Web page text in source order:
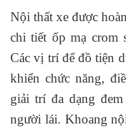
Nội thất xe được
chi tiết ốp mạ crom
Các vị trí để đồ tiện
khiển chức năng,
giải trí đa dạng
người lái. Khoang